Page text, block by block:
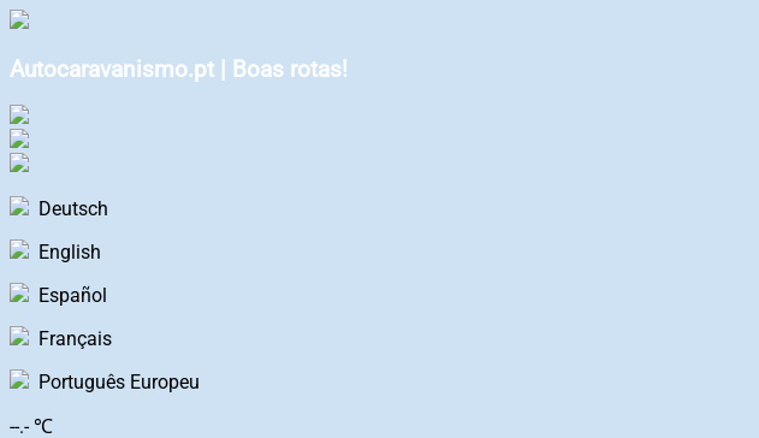
Autocaravanismo.pt | Boas rotas!
Deutsch
English
Español
Français
Português Europeu
--.- ℃